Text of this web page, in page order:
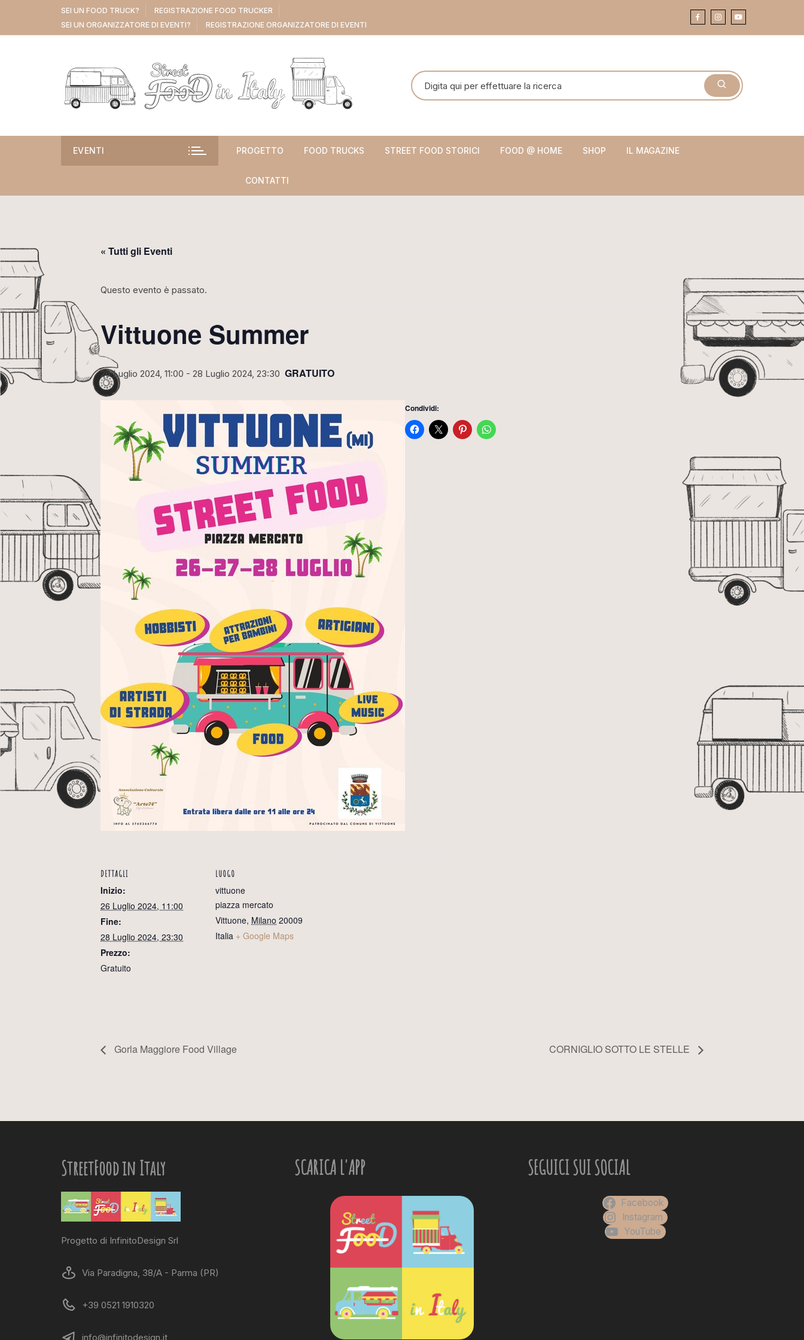
contenuto
SEI UN FOOD TRUCK?
REGISTRAZIONE FOOD TRUCKER
SEI UN ORGANIZZATORE DI EVENTI?
REGISTRAZIONE ORGANIZZATORE DI EVENTI
Cerca:
EVENTI PROGETTO FOOD TRUCKS STREET FOOD STORICI FOOD @ HOME SHOP IL MAGAZINE
CONTATTI
« Tutti gli Eventi
Questo evento è passato.
Vittuone Summer
26 Luglio 2024, 11:00 - 28 Luglio 2024, 23:30 GRATUITO
Condividi:
DETTAGLI
Inizio:
26 Luglio 2024, 11:00
Fine:
28 Luglio 2024, 23:30
Prezzo:
Gratuito
LUOGO
vittuone
piazza mercato
Vittuone, Milano 20009
Italia + Google Maps
Gorla Maggiore Food Village CORNIGLIO SOTTO LE STELLE
StreetFood in Italy
Progetto di InfinitoDesign Srl
Via Paradigna, 38/A - Parma (PR)
+39 0521 1910320
info@infinitodesign.it
SCARICA L'APP SEGUICI SUI SOCIAL
Facebook
Instagram
YouTube